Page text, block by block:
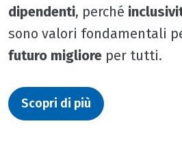
dipendenti, perché
sono valori fondamentali
futuro migliore per tutti.
Scopri di più